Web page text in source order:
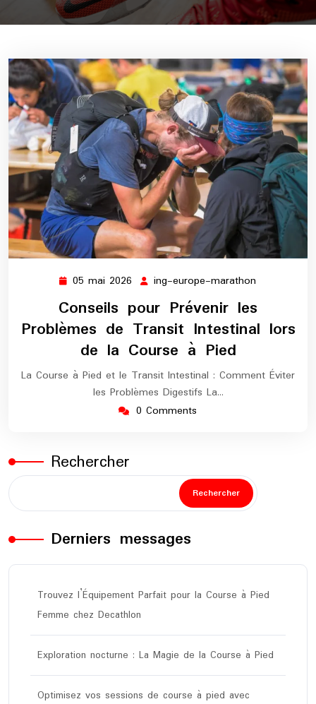
05 mai 2026 05
2026
ing-europe-marathon
marathon
Conseils pour Prévenir les
Problèmes de Transit Intestinal lors
de la Course à Pied
La Course à Pied et le Transit Intestinal : Comment Éviter
les Problèmes Digestifs La…
0 Comments
Rechercher
Rechercher
Derniers messages
Trouvez l’Équipement Parfait pour la Course à Pied
Femme chez Decathlon
Exploration nocturne : La Magie de la Course à Pied
Optimisez vos sessions de course à pied avec